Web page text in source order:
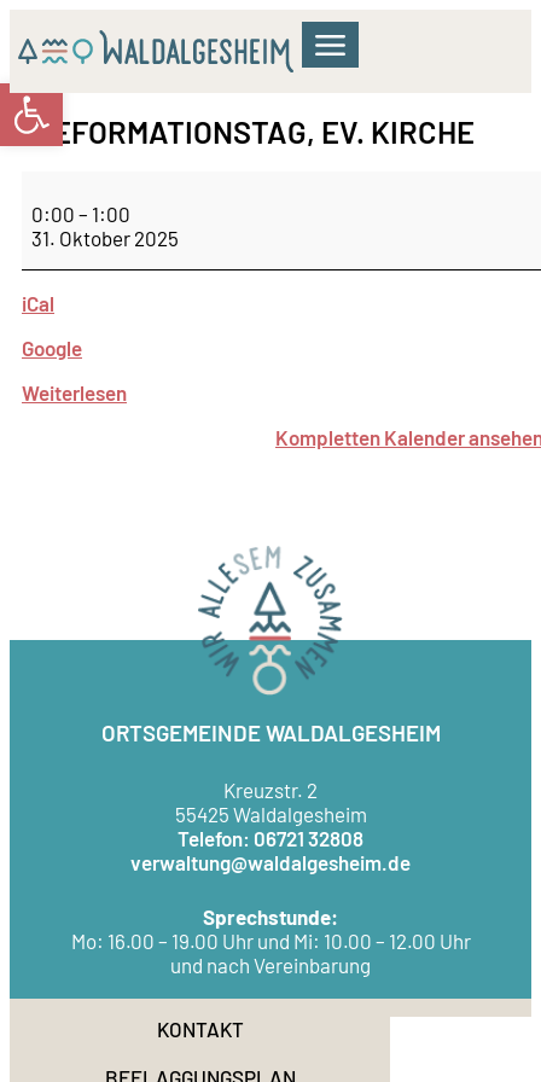
Werkzeugleiste öffnen
REFORMATIONSTAG, EV. KIRCHE
0:00 – 1:00
31. Oktober 2025
iCal
Google
Weiterlesen
Kompletten Kalender
ORTSGEMEINDE WALDALGESHEIM
Kreuzstr. 2
55425 Waldalgesheim
Telefon: 06721 32808
verwaltung@waldalgesheim.de
Sprechstunde:
Mo: 16.00 – 19.00 Uhr und Mi: 10.00 – 12.00 Uhr
und nach Vereinbarung
KONTAKT
BEFLAGGUNGSPLAN